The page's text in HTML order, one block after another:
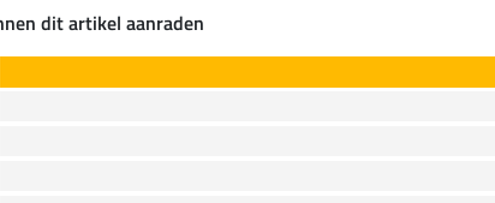
dit artikel aanraden